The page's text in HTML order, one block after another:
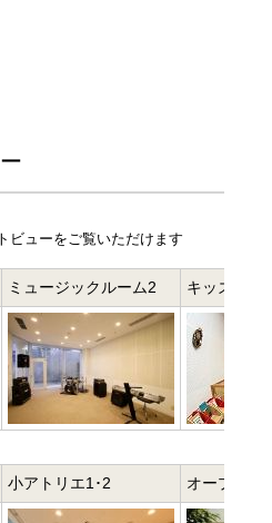
ビューをご覧いただけます
ミュージックルーム2 キッズルー
小アトリエ1･2 オープンル